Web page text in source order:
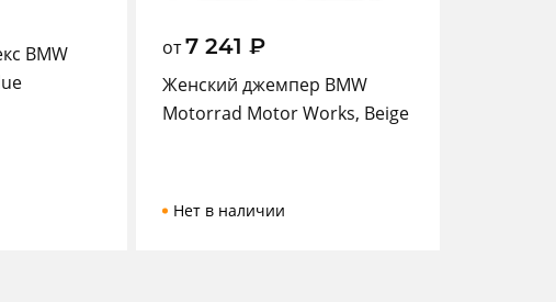
BMW
от7 241 ₽
Женский джемпер BMW
Motorrad Motor Works, Beige
Нет в наличии